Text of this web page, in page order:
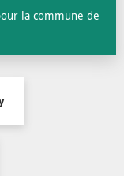
la commune de